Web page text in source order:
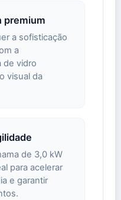
premium
a sofisticação
a
de vidro
visual da
de 3,0 kW
para acelerar
e garantir